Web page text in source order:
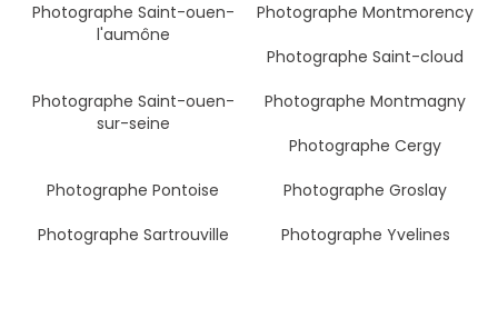
Photographe Saint-ouen-
l'aumône
Photographe Montmorency
Photographe Saint-cloud
Photographe Saint-ouen-
sur-seine
Photographe Montmagny
Photographe Cergy
Photographe Pontoise
Photographe Groslay
Photographe Sartrouville
Photographe Yvelines